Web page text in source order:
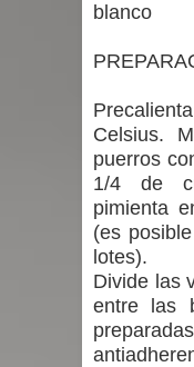
blanco
Celsius.
puerros
1/4 de
pimienta
(es
lotes).
Divide las
entre las